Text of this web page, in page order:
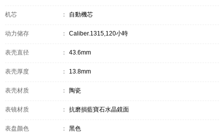
机芯 ： 自動機芯
动力储存 ： Caliber.1315,120小時
表壳直径 ： 43.6mm
表壳厚度 ： 13.8mm
表壳材质 ： 陶瓷
表镜材质 ： 抗磨損藍寶石水晶鏡面
表盘颜色 ： 黑色